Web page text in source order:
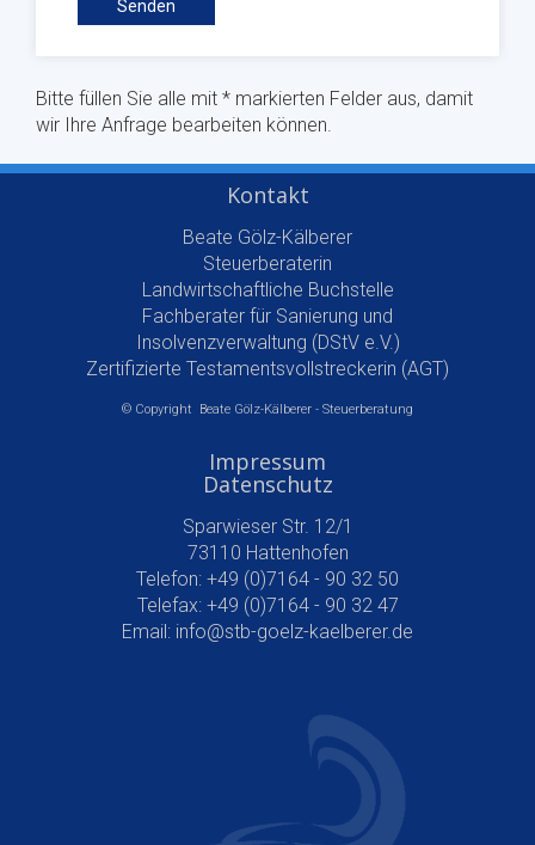
Bitte füllen Sie alle mit * markierten Felder aus, damit
wir Ihre Anfrage bearbeiten können.
Kontakt
Beate Gölz-Kälberer
Steuerberaterin
Landwirtschaftliche Buchstelle
Fachberater für Sanierung und
Insolvenzverwaltung (DStV e.V.)
Zertifizierte Testamentsvollstreckerin (AGT)
© Copyright Beate Gölz-Kälberer - Steuerberatung
Impressum
Datenschutz
Sparwieser Str. 12/1
73110 Hattenhofen
Telefon: +49 (0)7164 - 90 32 50
Telefax: +49 (0)7164 - 90 32 47
Email: info@stb-goelz-kaelberer.de